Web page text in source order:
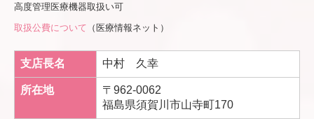
高度管理医療機器取扱い可
取扱公費について （医療情報ネット）
支店長名 中村 久幸
所在地
〒962-0062
福島県須賀川市山寺町170